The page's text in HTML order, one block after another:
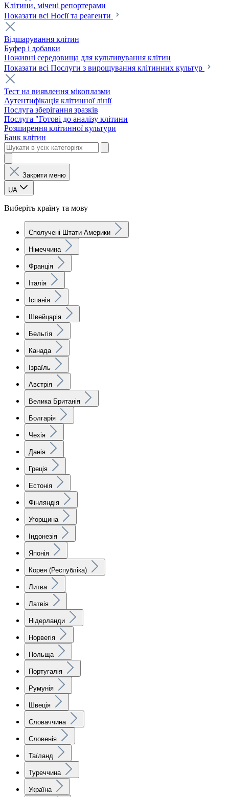
Клітини, мічені репортерами
Показати всі Носії та реагенти
Відшарування клітин
Буфер і добавки
Поживні середовища для культивування клітин
Показати всі Послуги з вирощування клітинних культур
Тест на виявлення мікоплазми
Аутентифікація клітинної лінії
Послуга зберігання зразків
Послуга "Готові до аналізу клітини
Розширення клітинної культури
Банк клітин
Закрити меню
UA
Виберіть країну та мову
Сполучені Штати Америки
Німеччина
Франція
Італія
Іспанія
Швейцарія
Бельгія
Канада
Ізраїль
Австрія
Велика Британія
Болгарія
Чехія
Данія
Греція
Естонія
Фінляндія
Угорщина
Індонезія
Японія
Корея (Республіка)
Литва
Латвія
Нідерланди
Норвегія
Польща
Португалія
Румунія
Швеція
Словаччина
Словенія
Таїланд
Туреччина
Україна